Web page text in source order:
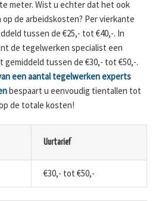
meter. Wist u echter dat het ook
de arbeidskosten? Per vierkante
tussen de €25,- tot €40,-. In
de tegelwerken specialist een
gemiddeld tussen de €30,- tot €50,-.
een aantal tegelwerken experts
bespaart u eenvoudig tientallen tot
de totale kosten!
Uurtarief
€30,- tot €50,-